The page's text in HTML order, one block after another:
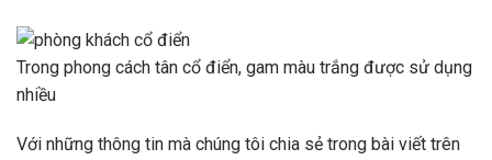
Trong phong cách tân cổ điển, gam màu trắng được sử dụng
nhiều
Với những thông tin mà chúng tôi chia sẻ trong bài viết trên